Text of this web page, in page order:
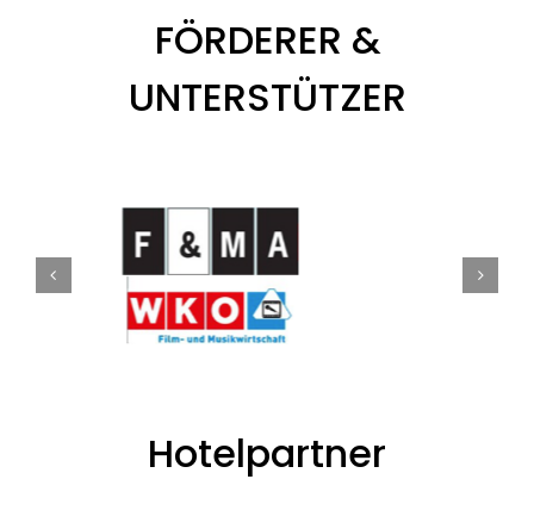
FÖRDERER &
UNTERSTÜTZER
Hotelpartner